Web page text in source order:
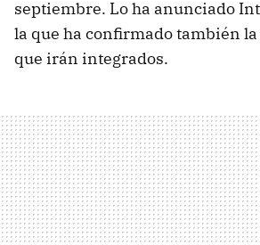
septiembre. Lo ha anunciado
la que ha confirmado también la
que irán integrados.